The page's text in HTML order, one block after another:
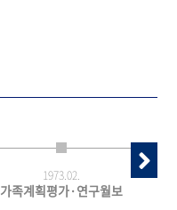
1973.02.
가족계획평가·연구월보